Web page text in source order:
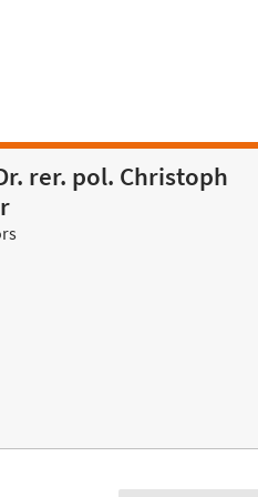
rer. pol. Christoph